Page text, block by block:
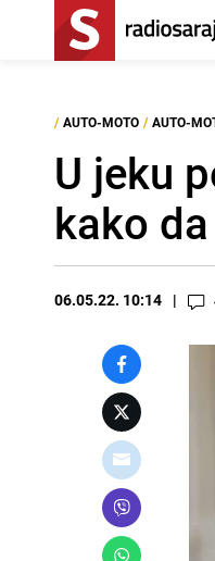
/ AUTO-MOTO / AUTO-
U jeku
kako
06.05.22. 10:14